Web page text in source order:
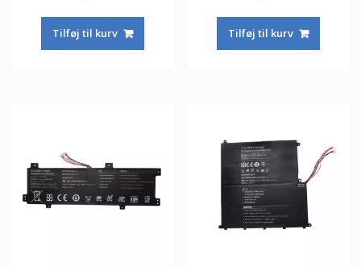
Tilføj til kurv Tilføj til kurv